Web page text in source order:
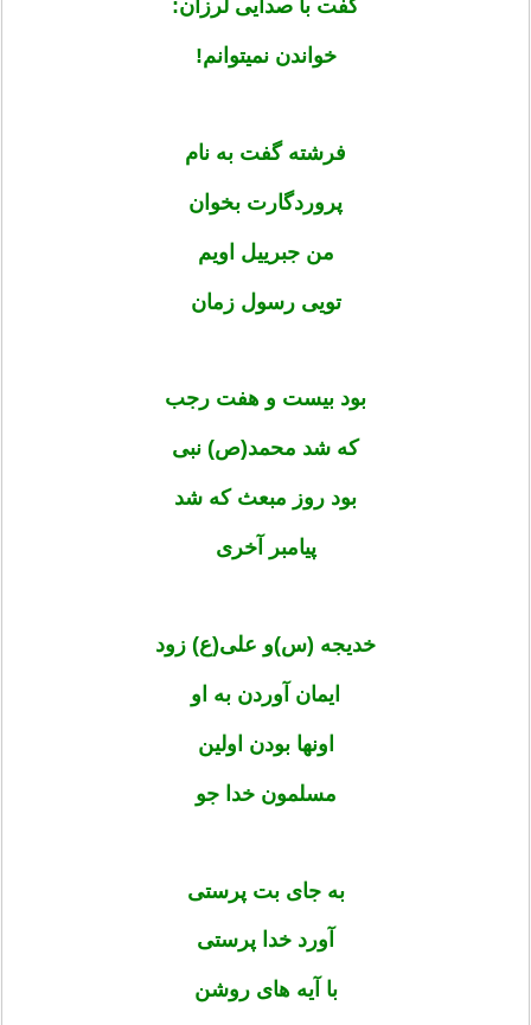
گفت با صدایی لرزان:
خواندن نمی­توانم!
فرشته گفت به نام
پروردگارت بخوان
من جبرییل اویم
تویی رسول زمان
بود بیست و هفت رجب
که شد محمد(ص) نبی
بود روز مبعث که شد
پیامبر آخری
خدیجه (س)و علی(ع) زود
ایمان آوردن به او
اون­ها بودن اولین
مسلمون خدا جو
به جای بت پرستی
آورد خدا پرستی
با آیه ­های روشن